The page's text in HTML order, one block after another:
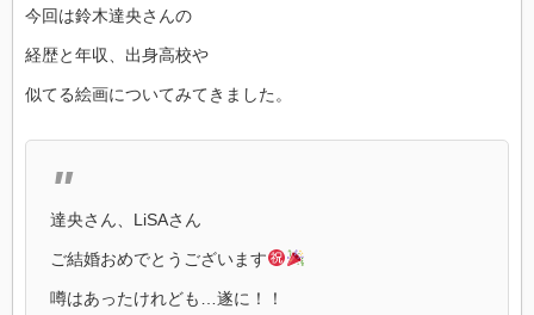
今回は鈴木達央さんの
経歴と年収、出身高校や
似てる絵画についてみてきました。
達央さん、LiSAさん
ご結婚おめでとうございます
噂はあったけれども…遂に！！